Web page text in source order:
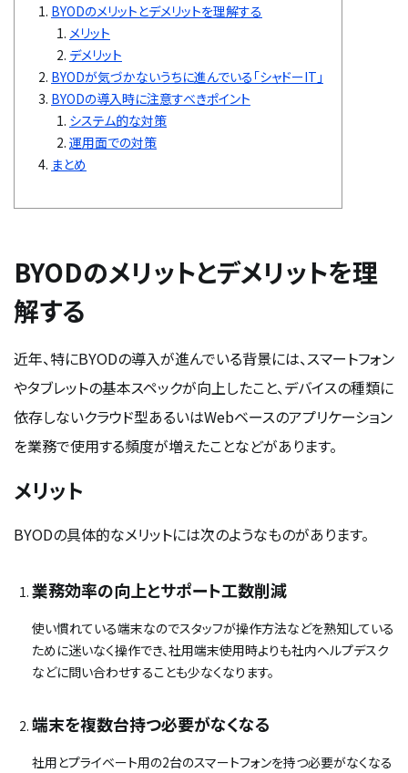
BYODのメリットとデメリットを理解する
メリット
デメリット
BYODが気づかないうちに進んでいる「シャドーIT」
BYODの導入時に注意すべきポイント
システム的な対策
運用面での対策
まとめ
BYODのメリットとデメリットを理
解する
近年、特にBYODの導入が進んでいる背景には、スマートフォン
やタブレットの基本スペックが向上したこと、デバイスの種類に
依存しないクラウド型あるいはWebベースのアプリケーション
を業務で使用する頻度が増えたことなどがあります。
メリット
BYODの具体的なメリットには次のようなものがあります。
業務効率の向上とサポート工数削減
使い慣れている端末なのでスタッフが操作方法などを熟知している
ために迷いなく操作でき、社用端末使用時よりも社内ヘルプデスク
などに問い合わせすることも少なくなります。
端末を複数台持つ必要がなくなる
社用とプライベート用の2台のスマートフォンを持つ必要がなくなる